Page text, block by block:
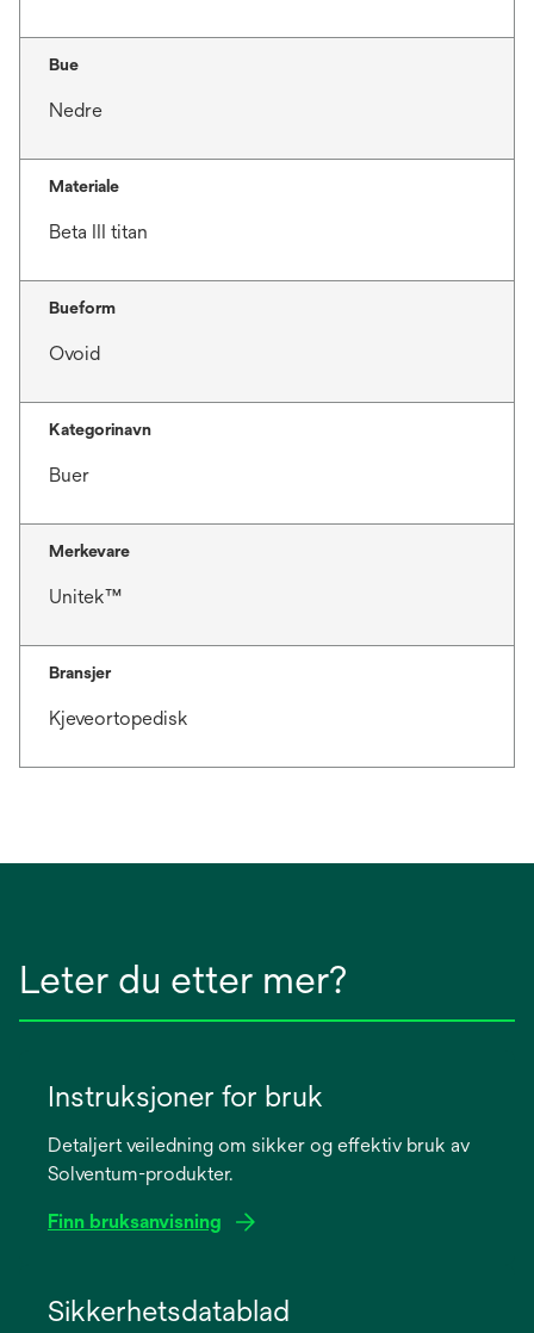
Bue
Nedre
Materiale
Beta III titan
Bueform
Ovoid
Kategorinavn
Buer
Merkevare
Unitek™
Bransjer
Kjeveortopedisk
Leter du etter mer?
Instruksjoner for bruk
Detaljert veiledning om sikker og effektiv bruk av
Solventum-produkter.
Finn bruksanvisning
Sikkerhetsdatablad